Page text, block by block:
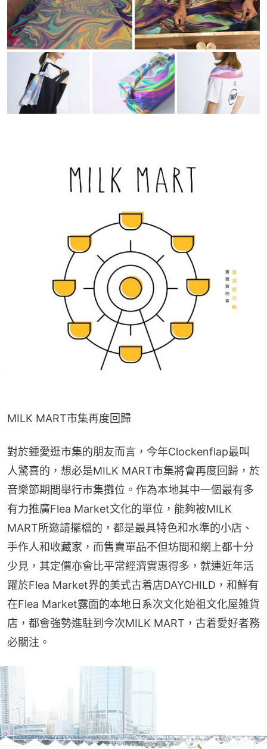
MILK MART市集再度回歸
對於鍾愛逛市集的朋友而言，今年Clockenflap最叫
人驚喜的，想必是MILK MART市集將會再度回歸，於
音樂節期間舉行市集攤位。作為本地其中一個最有多
有力推廣Flea Market文化的單位，能夠被MILK
MART所邀請擺檔的，都是最具特色和水準的小店、
手作人和收藏家，而售賣單品不但坊間和網上都十分
少見，其定價亦會比平常經濟實惠得多，就連近年活
躍於Flea Market界的美式古着店DAYCHILD，和鮮有
在Flea Market露面的本地日系次文化始祖文化屋雑貨
店，都會強勢進駐到今次MILK MART，古着愛好者務
必關注。